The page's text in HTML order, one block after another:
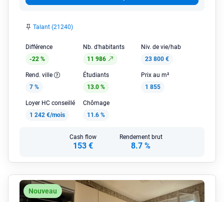
Talant (21240)
Différence
-22 %
Nb. d'habitants
11 986
Niv. de vie/hab
23 800 €
Rend. ville
7 %
Étudiants
13.0 %
Prix au m²
1 855
Loyer HC conseillé
1 242 €/mois
Chômage
11.6 %
Cash flow
153 €
Rendement brut
8.7 %
Nouveau